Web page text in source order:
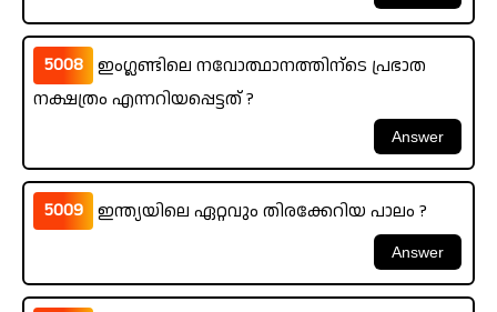
5008 ഇംഗ്ലണ്ടിലെ നവോത്ഥാനത്തിന്ടെ പ്രഭാത
നക്ഷത്രം എന്നറിയപ്പെട്ടത് ?
5009 ഇന്ത്യയിലെ ഏറ്റവും തിരക്കേറിയ പാലം ?